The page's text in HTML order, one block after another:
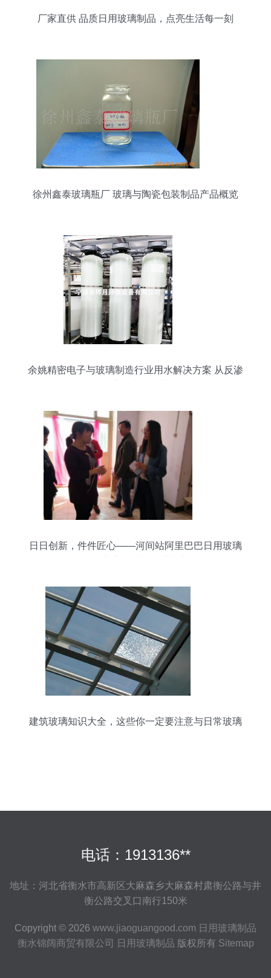
厂家直供 品质日用玻璃制品，点亮生活每一刻
徐州鑫泰玻璃瓶厂 玻璃与陶瓷包装制品产品概览
余姚精密电子与玻璃制造行业用水解决方案 从反渗
日日创新，件件匠心——河间站阿里巴巴日用玻璃
建筑玻璃知识大全，这些你一定要注意与日常玻璃
电话：1913136**
地址：河北省衡水市高新区大麻森乡大麻森村肃衡公路与井
衡公路交叉口南行150米
Copyright © 2026 www.jiaoguangood.com 日用玻璃制品
衡水锦阔商贸有限公司
日用玻璃制品 版权所有 Sitemap